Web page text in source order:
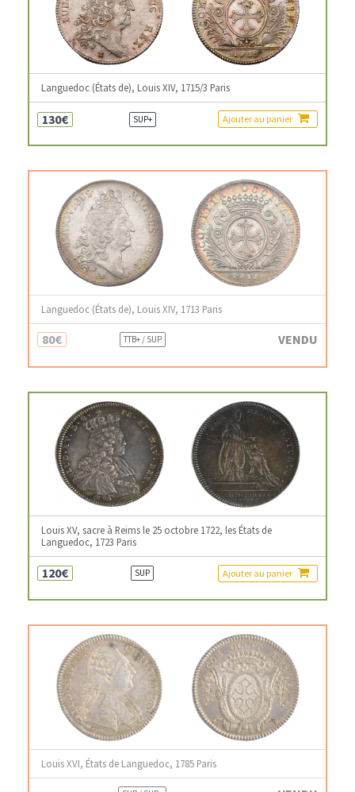
Languedoc (États de), Louis XIV, 1715/3 Paris
130€ SUP+ Ajouter au panier
Languedoc (États de), Louis XIV, 1713 Paris
80€ TTB+ / SUP VENDU
Louis XV, sacre à Reims le 25 octobre 1722, les États de
Languedoc, 1723 Paris
120€ SUP Ajouter au panier
Louis XVI, États de Languedoc, 1785 Paris